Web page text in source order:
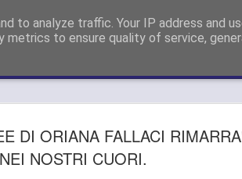
DI ORIANA FALLACI
NEI NOSTRI CUORI.
to analyze traffic. Your IP address and
metrics to ensure quality of service,
Firenze e Capogruppo Forza Italia Consiglio
26
GUARDIA